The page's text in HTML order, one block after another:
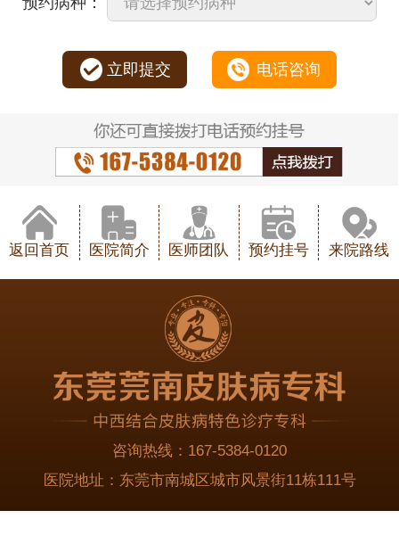
立即提交 电话咨询
返回首页 医院简介 医师团队 预约挂号 来院路线
咨询热线： 167-5384-0120
医院地址： 东莞市南城区城市风景街11栋111号